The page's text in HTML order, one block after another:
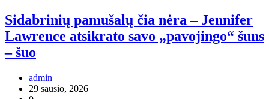
Sidabrinių pamušalų čia nėra – Jennifer
Lawrence atsikrato savo „pavojingo“ šuns
– šuo
admin
29 sausio, 2026